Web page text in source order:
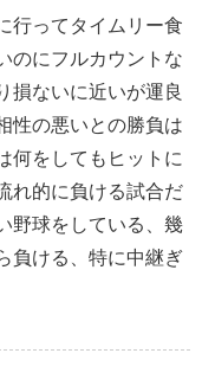
行ってタイムリー食
のにフルカウントな
損ないに近いが運良
性の悪いとの勝負は
何をしてもヒットに
れ的に負ける試合だ
野球をしている、幾
負ける、特に中継ぎ